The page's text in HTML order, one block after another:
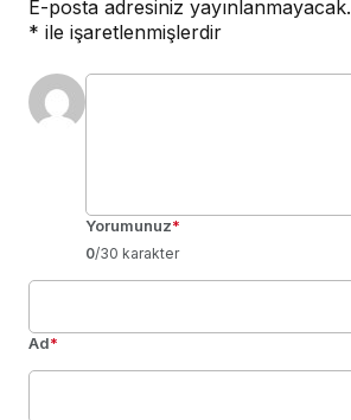
E-posta adresiniz yayınlanmayacak.
* ile işaretlenmişlerdir
Yorumunuz*
0/30 karakter
Ad*